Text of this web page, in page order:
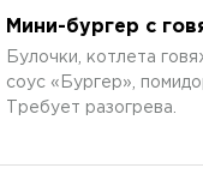
Мини-бургер с
Булочки, котлета
соус «Бургер»,
Требует разогрева.